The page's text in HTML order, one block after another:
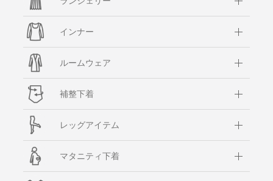
インナー
ルームウェア
補整下着
レッグアイテム
マタニティ下着